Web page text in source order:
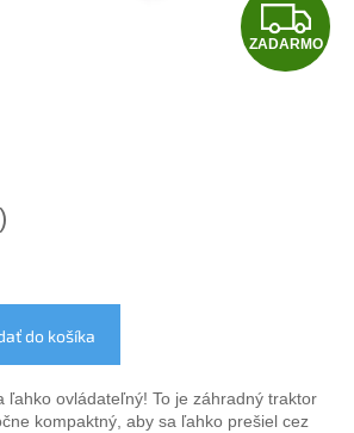
Z
A
ZADARMO
do košíka
ľahko ovládateľný! To je záhradný traktor
kompaktný, aby sa ľahko prešiel cez